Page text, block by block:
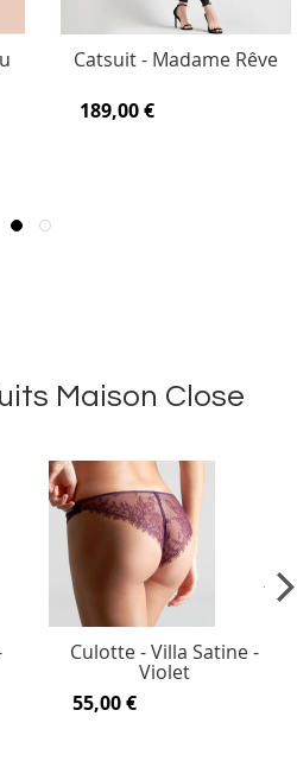
Catsuit - Madame Rêve
189,00 €
Maison Close
Culotte - Villa Satine -
Violet
55,00 €